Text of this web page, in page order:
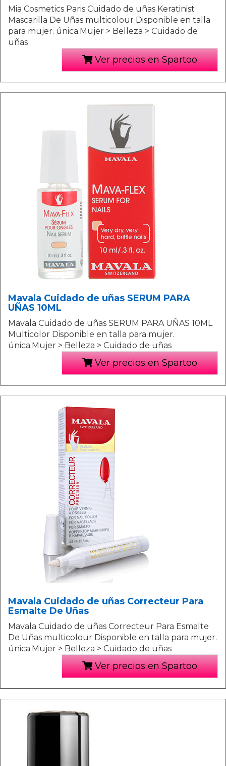
Mia Cosmetics Paris Cuidado de uñas Keratinist
Mascarilla De Uñas multicolour Disponible en talla
para mujer. única.Mujer > Belleza > Cuidado de
uñas
Ver precios en Spartoo
Mavala Cuidado de uñas SERUM PARA
UÑAS 10ML
Mavala Cuidado de uñas SERUM PARA UÑAS 10ML
Multicolor Disponible en talla para mujer.
única.Mujer > Belleza > Cuidado de uñas
Ver precios en Spartoo
Mavala Cuidado de uñas Correcteur Para
Esmalte De Uñas
Mavala Cuidado de uñas Correcteur Para Esmalte
De Uñas multicolour Disponible en talla para mujer.
única.Mujer > Belleza > Cuidado de uñas
Ver precios en Spartoo